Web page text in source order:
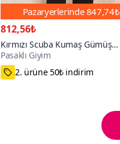
Pazaryerlerinde847,74₺
812,56₺
Kırmızı Scuba Kumaş Gümüş
Düğme Detaylı Cepli Ceket Hırka
Pasaklı Giyim
75₺ Kupon Fırsatı